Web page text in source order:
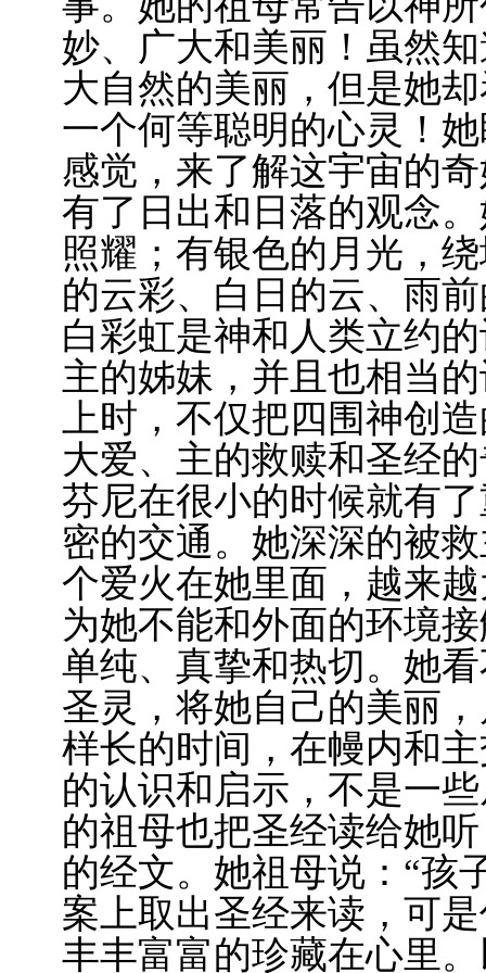
妙、广大和美丽！虽然
大自然的美丽，但是她
一个何等聪明的心灵！
感觉，来了解这宇宙的
有了日出和日落的观念
照耀；有银色的月光，
的云彩、白日的云、雨
白彩虹是神和人类立约
主的姊妹，并且也相当
上时，不仅把四围神创
大爱、主的救赎和圣经
芬尼在很小的时候就有
密的交通。她深深的被
个爱火在她里面，越来
为她不能和外面的环境
单纯、真挚和热切。她
圣灵，将她自己的美丽
样长的时间，在幔内和
的认识和启示，不是一
的祖母也把圣经读给她
的经文。她祖母说：“孩
案上取出圣经来读，可
丰丰富富的珍藏在心里